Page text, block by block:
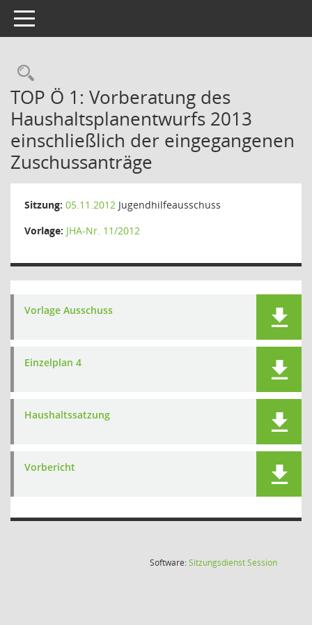
Toggle navigation
Rechercheauswahl
TOP Ö 1: Vorberatung des
Haushaltsplanentwurfs 2013
einschließlich der eingegangenen
Zuschussanträge
Sitzung: 05.11.2012 Jugendhilfeausschuss
Vorlage: JHA-Nr. 11/2012
Vorlage Ausschuss
Einzelplan 4
Haushaltssatzung
Vorbericht
Software:SitzungsdienstSession(Wird in